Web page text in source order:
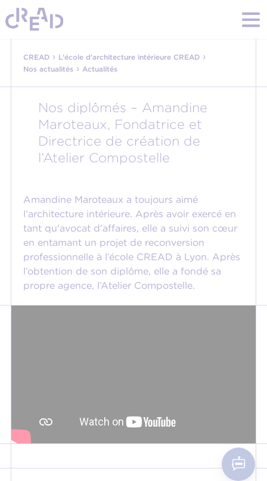
CREAD› L'école d'architecture intérieure CREAD›
Nos actualités› Actualités
Nos diplômés – Amandine
Maroteaux, Fondatrice et
Directrice de création de
l’Atelier Compostelle
Amandine Maroteaux a toujours aimé
l’architecture intérieure. Après avoir exercé en
tant qu'avocat d'affaires, elle a suivi son cœur
en entamant un projet de reconversion
professionnelle à l’école CREAD à Lyon. Après
l’obtention de son diplôme, elle a fondé sa
propre agence, l’Atelier Compostelle.